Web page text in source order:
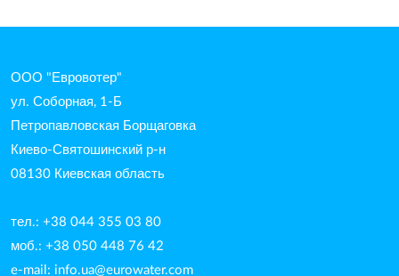
ООО "Евровотер"
ул. Соборная, 1-Б
Петропавловская Борщаговка
Киево-Святошинский р-н
08130 Киевская область
тел.: +38 044 355 03 80
моб.: +38 050 448 76 42
e-mail: info.ua@eurowater.com